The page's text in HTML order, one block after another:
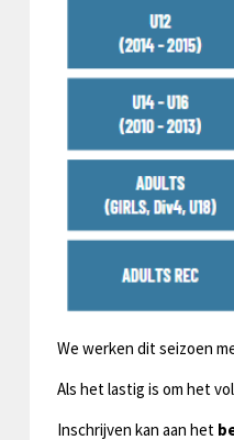
We werken dit seizoen
Als het lastig is om het
Inschrijven kan aan het